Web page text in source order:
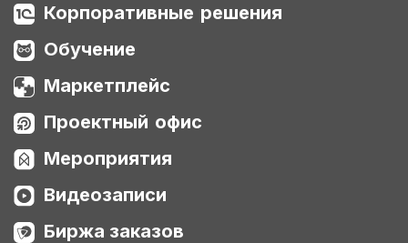
Корпоративные решения
Обучение
Маркетплейс
Проектный офис
Мероприятия
Видеозаписи
Биржа заказов